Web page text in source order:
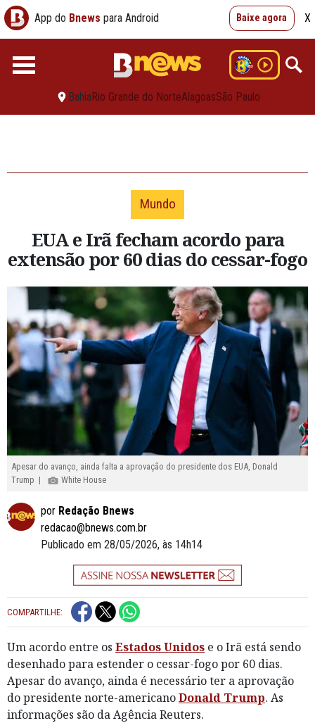
App do Bnews para Android Baixe agora X
BahiaRio Grande do NorteAlagoasSão Paulo
Mundo
EUA e Irã fecham acordo para
extensão por 60 dias do cessar-fogo
Apesar do avanço, ainda falta a aprovação do presidente dos EUA, Donald
Trump |
White House
por Redação Bnews
redacao@bnews.com.br
Publicado em 28/05/2026, às 14h14
COMPARTILHE:
Um acordo entre os Estados Unidos e o Irã está sendo
desenhado para estender o cessar-fogo por 60 dias.
Apesar do avanço, ainda é necessário ter a aprovação
do presidente norte-americanoDonald Trump. As
informações são da Agência Reuters.